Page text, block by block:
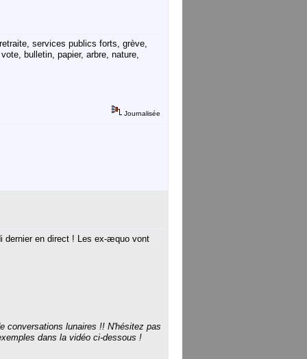
services publics forts, grève,
bulletin, papier, arbre, nature,
Journalisée
dernier en direct ! Les ex-æquo vont
conversations lunaires !! N'hésitez pas
dans la vidéo ci-dessous !